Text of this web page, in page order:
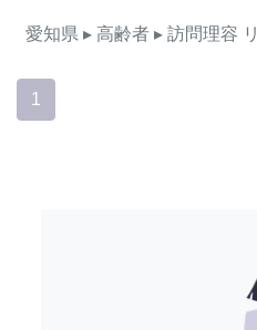
愛知県 ▸ 高齢者 ▸ 訪問理容
1